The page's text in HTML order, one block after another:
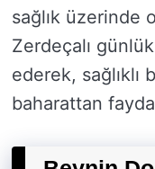
sağlık üzerinde
Zerdeçalı
ederek, sağlıklı
baharattan